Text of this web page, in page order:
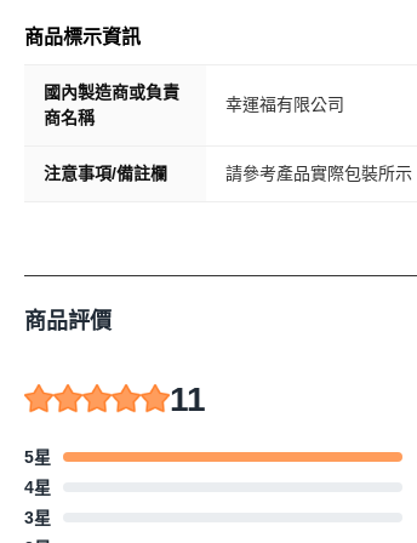
商品標示資訊
國內製造商或負責
商名稱
幸運福有限公司
注意事項/備註欄 請參考產品實際包裝所示
商品評價
11
5星
4星
3星